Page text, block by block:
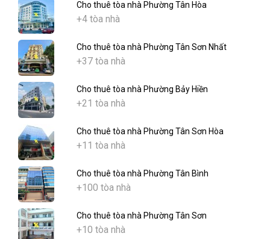
Cho thuê tòa nhà Phường Tân Hòa
+4 tòa nhà
Cho thuê tòa nhà Phường Tân Sơn Nhất
+37 tòa nhà
Cho thuê tòa nhà Phường Bảy Hiền
+21 tòa nhà
Cho thuê tòa nhà Phường Tân Sơn Hòa
+11 tòa nhà
Cho thuê tòa nhà Phường Tân Bình
+100 tòa nhà
Cho thuê tòa nhà Phường Tân Sơn
+10 tòa nhà